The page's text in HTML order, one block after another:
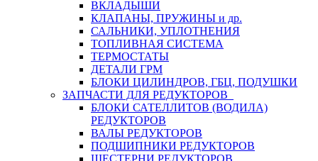
ВКЛАДЫШИ
КЛАПАНЫ, ПРУЖИНЫ и др.
САЛЬНИКИ, УПЛОТНЕНИЯ
ТОПЛИВНАЯ СИСТЕМА
ТЕРМОСТАТЫ
ДЕТАЛИ ГРМ
БЛОКИ ЦИЛИНДРОВ, ГБЦ, ПОДУШКИ
ЗАПЧАСТИ ДЛЯ РЕДУКТОРОВ
БЛОКИ САТЕЛЛИТОВ (ВОДИЛА)
РЕДУКТОРОВ
ВАЛЫ РЕДУКТОРОВ
ПОДШИПНИКИ РЕДУКТОРОВ
ШЕСТЕРНИ РЕДУКТОРОВ